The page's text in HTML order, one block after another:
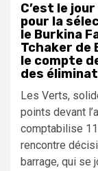
C’est le
pour la
le Burkina
Tchaker de
le compte
des
Les Verts,
points devant
comptabilise
rencontre
barrage, qui se